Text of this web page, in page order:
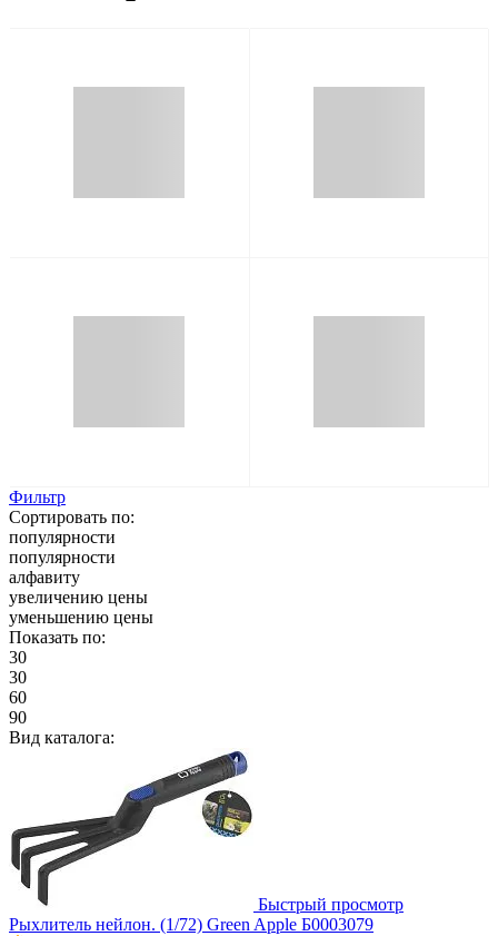
Фильтр
Сортировать по:
популярности
популярности
алфавиту
увеличению цены
уменьшению цены
Показать по:
30
30
60
90
Вид каталога:
Быстрый просмотр
Рыхлитель нейлон. (1/72) Green Apple Б0003079